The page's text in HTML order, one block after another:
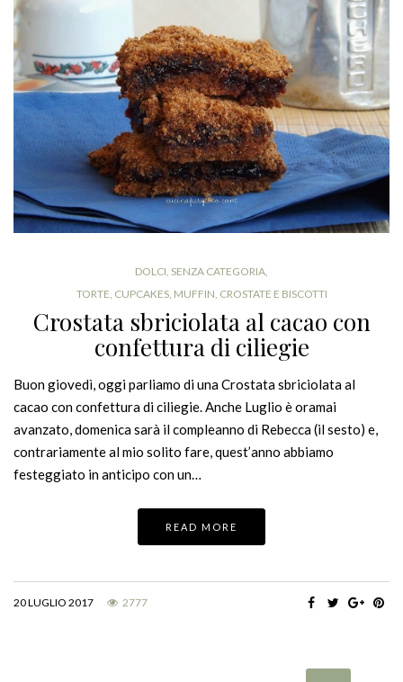
DOLCI SENZA CATEGORIA
TORTE, CUPCAKES, MUFFIN, CROSTATE E BISCOTTI
Crostata sbriciolata al cacao con
confettura di ciliegie
Buon giovedì, oggi parliamo di una Crostata sbriciolata al
cacao con confettura di ciliegie. Anche Luglio è oramai
avanzato, domenica sarà il compleanno di Rebecca (il sesto) e,
contrariamente al mio solito fare, quest’anno abbiamo
festeggiato in anticipo con un…
READ MORE
20 LUGLIO 2017 2777